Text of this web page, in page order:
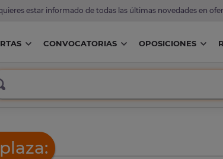
estar informado de todas las últimas novedades en
CONVOCATORIAS OPOSICIONES